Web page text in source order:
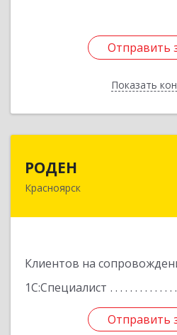
Отправить
Показать
Отправить
Назад
РОДЕН
Красноярск
Клиентов на
1С:Специалист
Отправить
660064, Красноярский
Отправить